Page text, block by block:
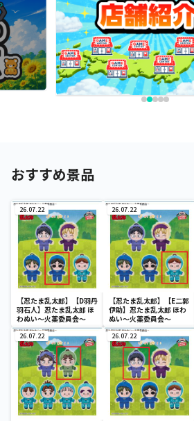
おすすめ景品
26.07.22
【忍たま乱太郎】【D羽丹
羽石人】忍たま乱太郎 ほ
わぬい～火薬委員会～
26.07.22
【忍たま乱太郎】【E二郭
伊助】忍たま乱太郎 ほわ
ぬい～火薬委員会～
26.07.22 26.07.22